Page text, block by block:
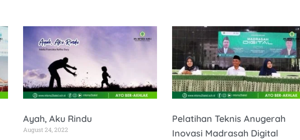
Ayah, Aku Rindu
August 24, 2022
Pelatihan Teknis Anugerah
Inovasi Madrasah Digital